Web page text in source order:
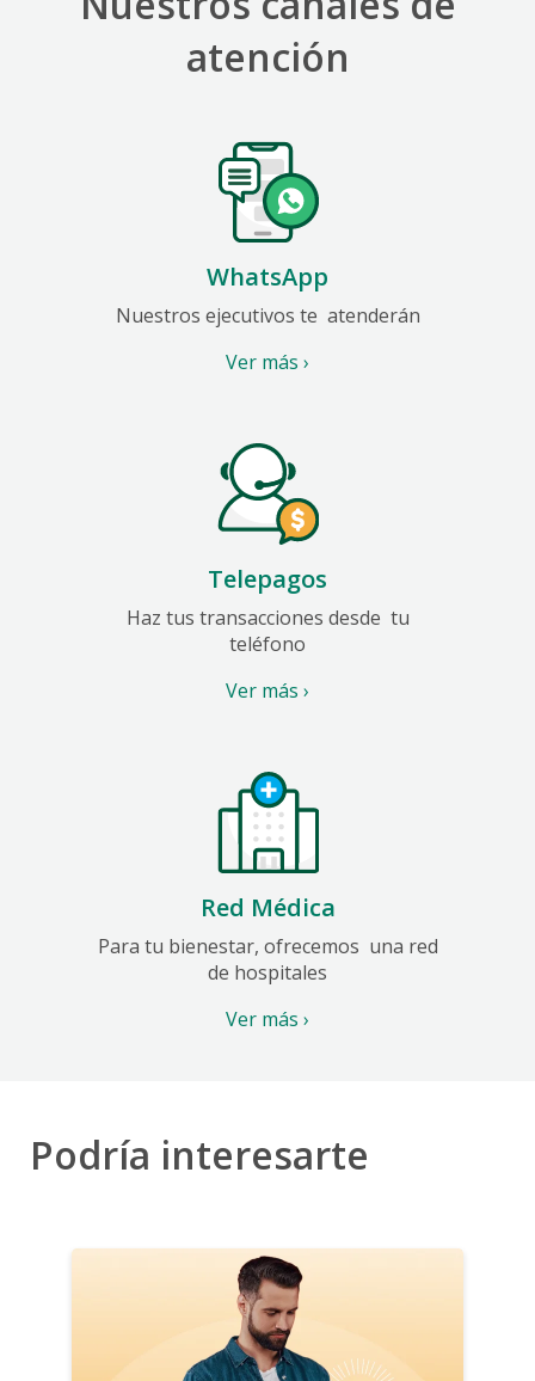
atención
WhatsApp
Nuestros ejecutivos te atenderán
Ver más ›
Telepagos
Haz tus transacciones desde tu
teléfono
Ver más ›
Red Médica
Para tu bienestar, ofrecemos una red
de hospitales
Ver más ›
Podría interesarte